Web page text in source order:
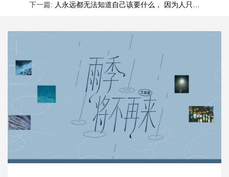
下一篇: 人永远都无法知道自己该要什么， 因为人只…